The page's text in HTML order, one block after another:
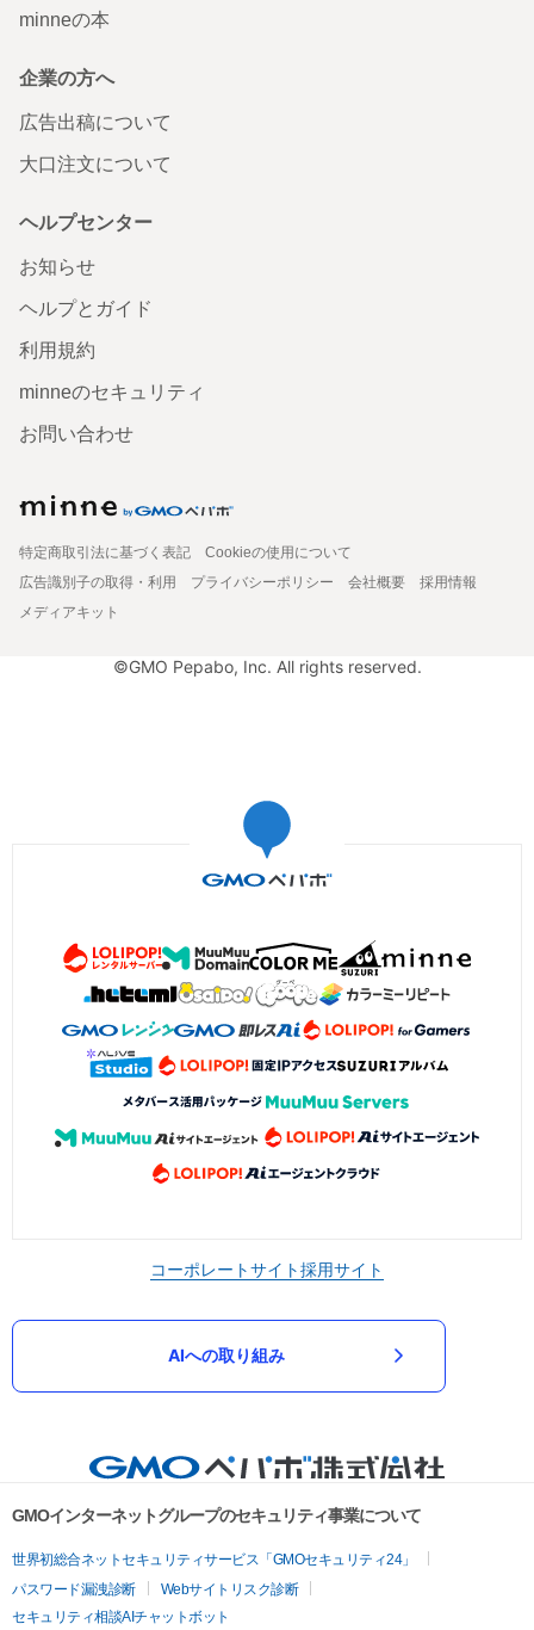
minneの本
企業の方へ
広告出稿について
大口注文について
ヘルプセンター
お知らせ
ヘルプとガイド
利用規約
minneのセキュリティ
お問い合わせ
特定商取引法に基づく表記
Cookieの使用について
広告識別子の取得・利用
プライバシーポリシー 会社概要
採用情報
メディアキット
©GMO Pepabo, Inc. All rights reserved.
コーポレートサイト採用サイト
AIへの取り組み
GMOインターネットグループのセキュリティ事業について
世界初総合ネットセキュリティサービス「GMOセキュリティ24」
パスワード漏洩診断
Webサイトリスク診断
セキュリティ相談AIチャットボット